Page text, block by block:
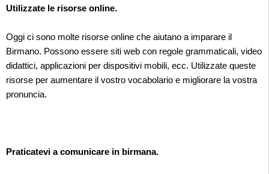
Utilizzate le risorse online.
Oggi ci sono molte risorse online che aiutano a imparare il
Birmano. Possono essere siti web con regole grammaticali, video
didattici, applicazioni per dispositivi mobili, ecc. Utilizzate queste
risorse per aumentare il vostro vocabolario e migliorare la vostra
pronuncia.
Praticatevi a comunicare in birmana.